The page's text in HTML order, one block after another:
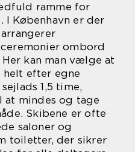
ramme for
I København er der
ombord
kan man vælge at
helt efter egne
1,5 time,
mindes og tage
Skibene er ofte
saloner og
toiletter, der sikrer